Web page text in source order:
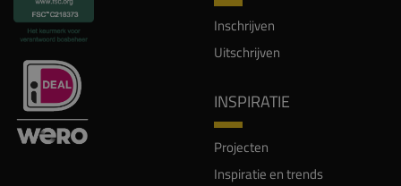
Inschrijven
Uitschrijven
INSPIRATIE
Projecten
Inspiratie en trends